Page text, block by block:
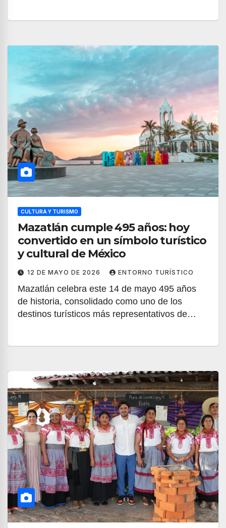
CULTURA Y TURISMO
Mazatlán cumple 495 años: hoy
convertido en un símbolo turístico
y cultural de México
12 DE MAYO DE 2026 ENTORNO TURÍSTICO
Mazatlán celebra este 14 de mayo 495 años
de historia, consolidado como uno de los
destinos turísticos más representativos de…